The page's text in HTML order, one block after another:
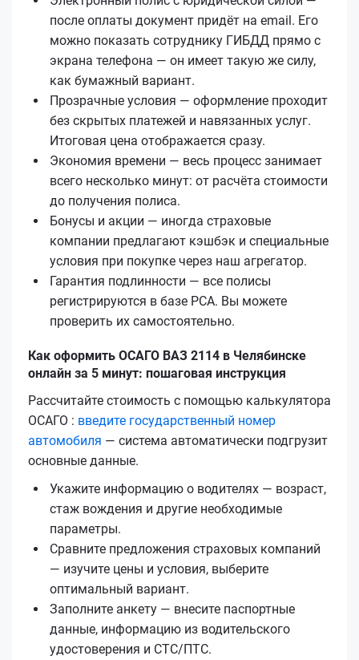
после оплаты документ придёт на email. Его
можно показать сотруднику ГИБДД прямо с
экрана телефона — он имеет такую же силу,
как бумажный вариант.
Прозрачные условия — оформление проходит
без скрытых платежей и навязанных услуг.
Итоговая цена отображается сразу.
Экономия времени — весь процесс занимает
всего несколько минут: от расчёта стоимости
до получения полиса.
Бонусы и акции — иногда страховые
компании предлагают кэшбэк и специальные
условия при покупке через наш агрегатор.
Гарантия подлинности — все полисы
регистрируются в базе РСА. Вы можете
проверить их самостоятельно.
Как оформить ОСАГО ВАЗ 2114 в Челябинске
онлайн за 5 минут: пошаговая инструкция
Рассчитайте стоимость с помощью калькулятора
ОСАГО : введите государственный номер
автомобиля — система автоматически подгрузит
основные данные.
Укажите информацию о водителях — возраст,
стаж вождения и другие необходимые
параметры.
Сравните предложения страховых компаний
— изучите цены и условия, выберите
оптимальный вариант.
Заполните анкету — внесите паспортные
данные, информацию из водительского
удостоверения и СТС/ПТС.